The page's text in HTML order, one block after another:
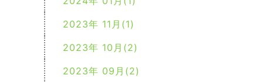
2023年 11月(1)
2023年 10月(2)
2023年 09月(2)